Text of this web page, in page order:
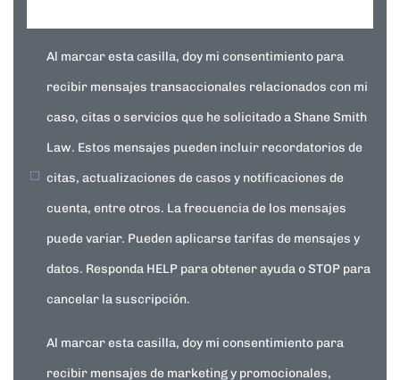
Al marcar esta casilla, doy mi consentimiento para
recibir mensajes transaccionales relacionados con mi
caso, citas o servicios que he solicitado a Shane Smith
Law. Estos mensajes pueden incluir recordatorios de
citas, actualizaciones de casos y notificaciones de
cuenta, entre otros. La frecuencia de los mensajes
puede variar. Pueden aplicarse tarifas de mensajes y
datos. Responda HELP para obtener ayuda o STOP para
cancelar la suscripción.
Al marcar esta casilla, doy mi consentimiento para
recibir mensajes de marketing y promocionales,